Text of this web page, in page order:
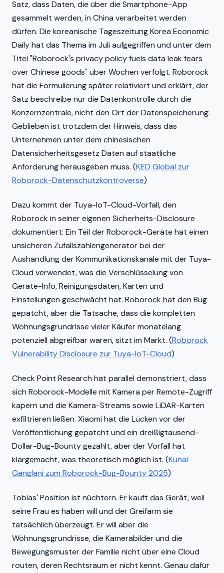
Satz, dass Daten, die über die Smartphone-App
gesammelt werden, in China verarbeitet werden
dürfen. Die koreanische Tageszeitung Korea Economic
Daily hat das Thema im Juli aufgegriffen und unter dem
Titel "Roborock's privacy policy fuels data leak fears
over Chinese goods" über Wochen verfolgt. Roborock
hat die Formulierung später relativiert und erklärt, der
Satz beschreibe nur die Datenkontrolle durch die
Konzernzentrale, nicht den Ort der Datenspeicherung.
Geblieben ist trotzdem der Hinweis, dass das
Unternehmen unter dem chinesischen
Datensicherheitsgesetz Daten auf staatliche
Anforderung herausgeben muss. (KED Global zur
Roborock-Datenschutzkontroverse)
Dazu kommt der Tuya-IoT-Cloud-Vorfall, den
Roborock in seiner eigenen Sicherheits-Disclosure
dokumentiert: Ein Teil der Roborock-Geräte hat einen
unsicheren Zufallszahlengenerator bei der
Aushandlung der Kommunikationskanäle mit der Tuya-
Cloud verwendet, was die Verschlüsselung von
Geräte-Info, Reinigungsdaten, Karten und
Einstellungen geschwächt hat. Roborock hat den Bug
gepatcht, aber die Tatsache, dass die kompletten
Wohnungsgrundrisse vieler Käufer monatelang
potenziell abgreifbar waren, sitzt im Markt. (Roborock
Vulnerability Disclosure zur Tuya-IoT-Cloud)
Check Point Research hat parallel demonstriert, dass
sich Roborock-Modelle mit Kamera per Remote-Zugriff
kapern und die Kamera-Streams sowie LiDAR-Karten
exfiltrieren ließen. Xiaomi hat die Lücken vor der
Veröffentlichung gepatcht und ein dreißigtausend-
Dollar-Bug-Bounty gezahlt, aber der Vorfall hat
klargemacht, was theoretisch möglich ist. (Kunal
Ganglani zum Roborock-Bug-Bounty 2025)
Tobias' Position ist nüchtern. Er kauft das Gerät, weil
seine Frau es haben will und der Greifarm sie
tatsächlich überzeugt. Er will aber die
Wohnungsgrundrisse, die Kamerabilder und die
Bewegungsmuster der Familie nicht über eine Cloud
routen, deren Rechtsraum er nicht kennt. Genau dafür